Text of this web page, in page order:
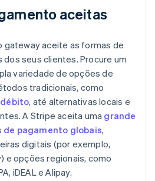
aceitas
gateway aceite as formas de
seus clientes. Procure um
variedade de opções de
tradicionais, como
, até alternativas locais e
A Stripe aceita uma grande
pagamento globais,
digitais (por exemplo,
e opções regionais, como
iDEAL e Alipay.